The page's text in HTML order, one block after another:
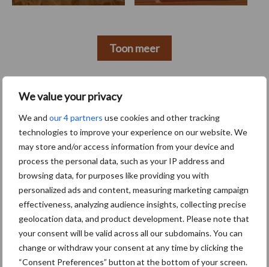
We value your privacy
We and our 4 partners use cookies and other tracking
technologies to improve your experience on our website. We
may store and/or access information from your device and
process the personal data, such as your IP address and
browsing data, for purposes like providing you with
personalized ads and content, measuring marketing campaign
effectiveness, analyzing audience insights, collecting precise
geolocation data, and product development. Please note that
your consent will be valid across all our subdomains. You can
change or withdraw your consent at any time by clicking the
“Consent Preferences” button at the bottom of your screen.
Primaire
Sidebar
Recent nieuws
6 aug
"Hoge verwachtingen van schijven
5 aug
Oogst biologische aardappelen in
volle gang
5 aug
Nieuwe compacte gedragen
Toon meer